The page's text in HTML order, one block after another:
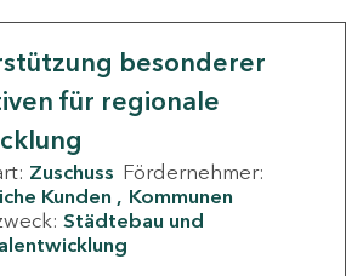
besonderer
für regionale
Zuschuss Fördernehmer:
Kunden
Kommunen
Städtebau und